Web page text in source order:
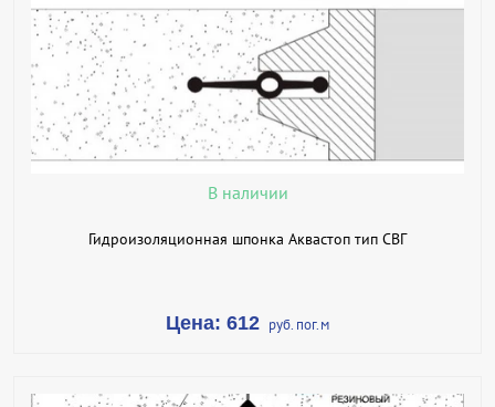
В КОРЗИНУ
КУПИТЬ В 1 КЛИК
ПОДРОБНЕЕ
В наличии
Гидроизоляционная шпонка Аквастоп тип СВГ
Цена: 612 руб. пог.м